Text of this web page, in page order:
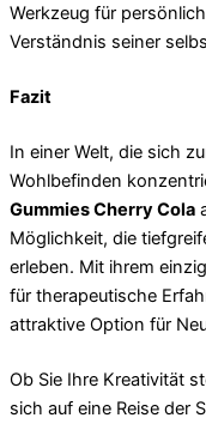
Werkzeug für
Verständnis seiner
Fazit
In einer Welt, die sich
Wohlbefinden
Gummies Cherry Cola
Möglichkeit, die
erleben. Mit ihrem
für therapeutische
attraktive Option für
Ob Sie Ihre Kreativität
sich auf eine Reise der